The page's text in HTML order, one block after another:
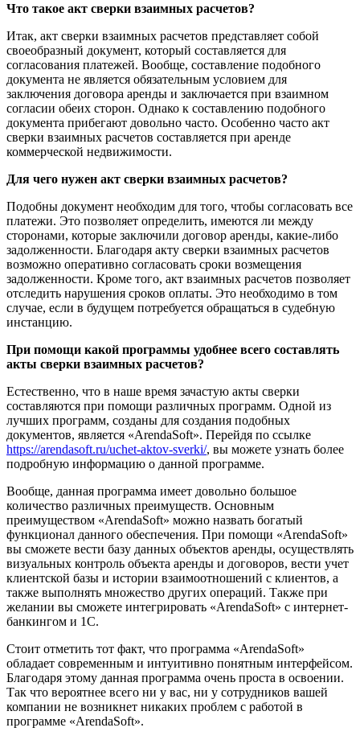
Что такое акт сверки взаимных расчетов?
Итак, акт сверки взаимных расчетов представляет собой
своеобразный документ, который составляется для
согласования платежей. Вообще, составление подобного
документа не является обязательным условием для
заключения договора аренды и заключается при взаимном
согласии обеих сторон. Однако к составлению подобного
документа прибегают довольно часто. Особенно часто акт
сверки взаимных расчетов составляется при аренде
коммерческой недвижимости.
Для чего нужен акт сверки взаимных расчетов?
Подобны документ необходим для того, чтобы согласовать все
платежи. Это позволяет определить, имеются ли между
сторонами, которые заключили договор аренды, какие-либо
задолженности. Благодаря акту сверки взаимных расчетов
возможно оперативно согласовать сроки возмещения
задолженности. Кроме того, акт взаимных расчетов позволяет
отследить нарушения сроков оплаты. Это необходимо в том
случае, если в будущем потребуется обращаться в судебную
инстанцию.
При помощи какой программы удобнее всего составлять
акты сверки взаимных расчетов?
Естественно, что в наше время зачастую акты сверки
составляются при помощи различных программ. Одной из
лучших программ, созданы для создания подобных
документов, является «ArendaSoft». Перейдя по ссылке
https://arendasoft.ru/uchet-aktov-sverki/, вы можете узнать более
подробную информацию о данной программе.
Вообще, данная программа имеет довольно большое
количество различных преимуществ. Основным
преимуществом «ArendaSoft» можно назвать богатый
функционал данного обеспечения. При помощи «ArendaSoft»
вы сможете вести базу данных объектов аренды, осуществлять
визуальных контроль объекта аренды и договоров, вести учет
клиентской базы и истории взаимоотношений с клиентов, а
также выполнять множество других операций. Также при
желании вы сможете интегрировать «ArendaSoft» с интернет-
банкингом и 1С.
Стоит отметить тот факт, что программа «ArendaSoft»
обладает современным и интуитивно понятным интерфейсом.
Благодаря этому данная программа очень проста в освоении.
Так что вероятнее всего ни у вас, ни у сотрудников вашей
компании не возникнет никаких проблем с работой в
программе «ArendaSoft».